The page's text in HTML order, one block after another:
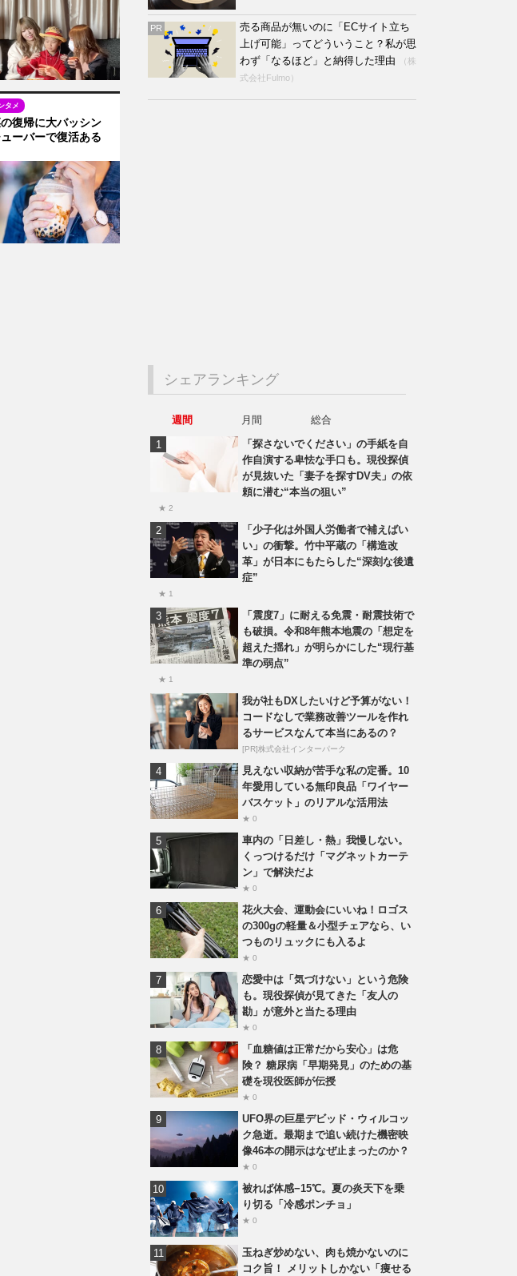
タメ
復帰に大バッシン
ーバーで復活ある
PR
売る商品が無いのに「ECサイト立ち
上げ可能」ってどういうこと？私が思
わず「なるほど」と納得した理由
（株
式会社Fulmo）
シェアランキング
週間 月間
総合
「探さないでください」の手紙を自
作自演する卑怯な手口も。現役探偵
が見抜いた「妻子を探すDV夫」の依
頼に潜む“本当の狙い”
★ 2
「少子化は外国人労働者で補えばい
い」の衝撃。竹中平蔵の「構造改
革」が日本にもたらした“深刻な後遺
症”
★ 1
「震度7」に耐える免震・耐震技術で
も破損。令和8年熊本地震の「想定を
超えた揺れ」が明らかにした“現行基
準の弱点”
★ 1
我が社もDXしたいけど予算がない！
コードなしで業務改善ツールを作れ
るサービスなんて本当にあるの？
[PR]株式会社インターパーク
見えない収納が苦手な私の定番。10
年愛用している無印良品「ワイヤー
バスケット」のリアルな活用法
★ 0
車内の「日差し・熱」我慢しない。
くっつけるだけ「マグネットカーテ
ン」で解決だよ
★ 0
花火大会、運動会にいいね！ロゴス
の300gの軽量＆小型チェアなら、い
つものリュックにも入るよ
★ 0
恋愛中は「気づけない」という危険
も。現役探偵が見てきた「友人の
勘」が意外と当たる理由
★ 0
「血糖値は正常だから安心」は危
険？ 糖尿病「早期発見」のための基
礎を現役医師が伝授
★ 0
UFO界の巨星デビッド・ウィルコッ
ク急逝。最期まで追い続けた機密映
像46本の開示はなぜ止まったのか？
★ 0
被れば体感−15℃。夏の炎天下を乗
り切る「冷感ポンチョ」
★ 0
玉ねぎ炒めない、肉も焼かないのに
コク旨！ メリットしかない「痩せる